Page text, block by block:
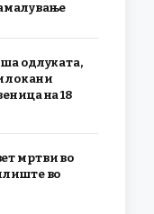
одлуката,
локани
на 18
мртви во
во